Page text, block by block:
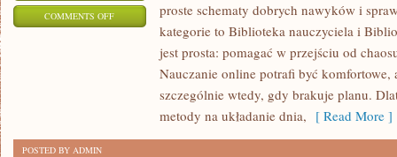
COMMENTS OFFON
NAUCZYCIELA
proste schematy dobrych nawyków i
kategorie to Biblioteka nauczyciela i
jest prosta: pomagać w przejściu od
Nauczanie online potrafi być komfortowe,
szczególnie wtedy, gdy brakuje planu.
metody na układanie dnia, [ Read More ]
POSTED BY ADMIN